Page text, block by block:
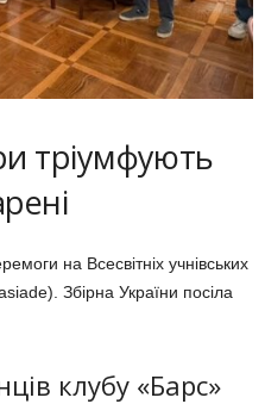
тріумфують
на Всесвітніх учнівських
Збірна України посіла
клубу «Барс»